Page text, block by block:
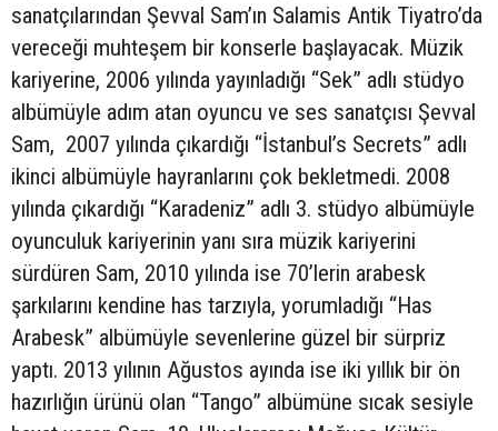
sanatçılarından Şevval Sam’ın Salamis Antik Tiyatro’da
vereceği muhteşem bir konserle başlayacak. Müzik
kariyerine, 2006 yılında yayınladığı “Sek” adlı stüdyo
albümüyle adım atan oyuncu ve ses sanatçısı Şevval
Sam, 2007 yılında çıkardığı “İstanbul’s Secrets” adlı
ikinci albümüyle hayranlarını çok bekletmedi. 2008
yılında çıkardığı “Karadeniz” adlı 3. stüdyo albümüyle
oyunculuk kariyerinin yanı sıra müzik kariyerini
sürdüren Sam, 2010 yılında ise 70’lerin arabesk
şarkılarını kendine has tarzıyla, yorumladığı “Has
Arabesk” albümüyle sevenlerine güzel bir sürpriz
yaptı. 2013 yılının Ağustos ayında ise iki yıllık bir ön
hazırlığın ürünü olan “Tango” albümüne sıcak sesiyle